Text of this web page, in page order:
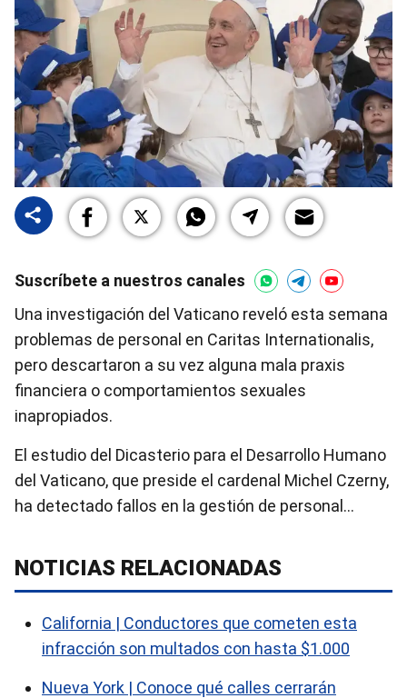
Suscríbete a nuestros canales
Una investigación del Vaticano reveló esta semana
problemas de personal en Caritas Internationalis,
pero descartaron a su vez alguna mala praxis
financiera o comportamientos sexuales
inapropiados.
El estudio del Dicasterio para el Desarrollo Humano
del Vaticano, que preside el cardenal Michel Czerny,
ha detectado fallos en la gestión de personal…
NOTICIAS RELACIONADAS
California | Conductores que cometen esta
infracción son multados con hasta $1.000
Nueva York | Conoce qué calles cerrarán